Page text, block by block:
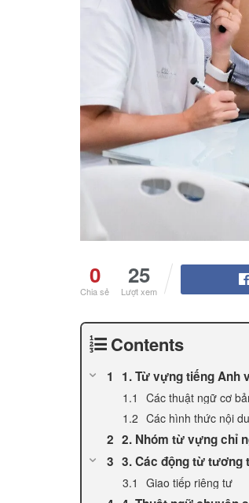
0
Chia sẻ
25
Lượt xem
Contents
1. Từ vựng tiếng Anh
Các thuật ngữ cơ
Các hình thức nội
2. Nhóm từ vựng chỉ
3. Các động từ tương
Giao tiếp riêng tư